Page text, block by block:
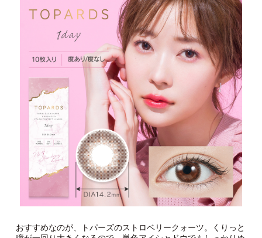
おすすめなのが、トパーズのストロベリークォーツ。くりっと